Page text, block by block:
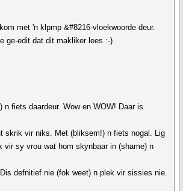
met 'n klpmp &#8216-vloekwoorde deur.
ge-edit dat dit makliker lees :-)
n fiets daardeur. Wow en WOW! Daar is
skrik vir niks. Met (bliksem!) n fiets nogal. Lig
vir sy vrou wat hom skynbaar in (shame) n
defnitief nie (fok weet) n plek vir sissies nie.